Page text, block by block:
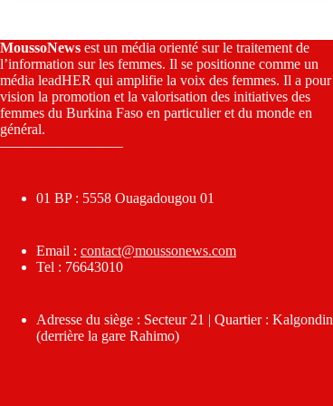
MoussoNews est un média orienté sur le traitement de
l’information sur les femmes. Il se positionne comme un
média leadHER qui amplifie la voix des femmes. Il a pour
vision la promotion et la valorisation des initiatives des
femmes du Burkina Faso en particulier et du monde en
général.
————————–
01 BP : 5558 Ouagadougou 01
Email : contact@moussonews.com
Tel : 76643010
Adresse du siège : Secteur 21 | Quartier : Kalgondin
(derrière la gare Rahimo)